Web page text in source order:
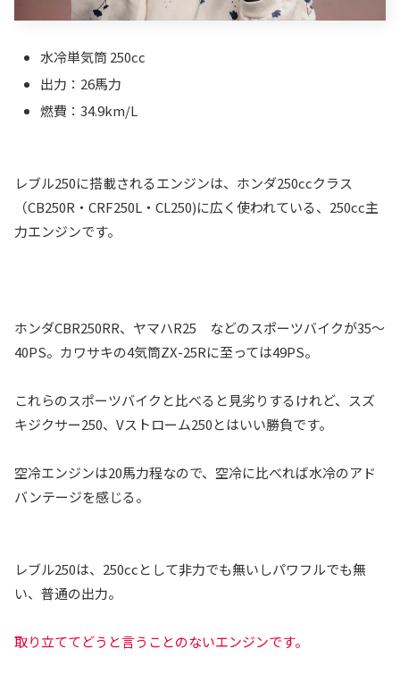
水冷単気筒 250cc
出力：26馬力
燃費：34.9km/L
レブル250に搭載されるエンジンは、ホンダ250ccクラス
（CB250R・CRF250L・CL250)に広く使われている、250cc主
力エンジンです。
ホンダCBR250RR、ヤマハR25 などのスポーツバイクが35～
40PS。カワサキの4気筒ZX-25Rに至っては49PS。
これらのスポーツバイクと比べると見劣りするけれど、スズ
キジクサー250、Vストローム250とはいい勝負です。
空冷エンジンは20馬力程なので、空冷に比べれば水冷のアド
バンテージを感じる。
レブル250は、250ccとして非力でも無いしパワフルでも無
い、普通の出力。
取り立ててどうと言うことのないエンジンです。